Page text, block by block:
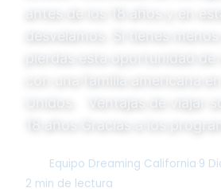
antes de los 18 años y en
desvelamos. Si tienes menos
pierdas esta oportunidad de
con una familia americana en
Unidos. Ventajas de viajar
18 años Gracias a los
Equipo Dreaming California 9
2 min de lectura